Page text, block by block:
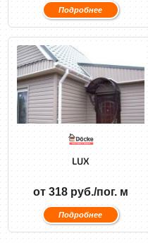
Подробнее
LUX
от 318 руб./пог. м
Подробнее